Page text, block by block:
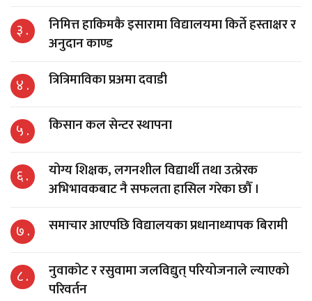
३ .
निमित्त हाकिमकै इसारामा विद्यालयमा किर्ते हस्ताक्षर र
अनुदान काण्ड
४ . त्रित्रिमाविका प्रअमा दवाडी
५ . किसान कल सेन्टर स्थापना
६ .
योग्य शिक्षक, लगनशील विद्यार्थी तथा उत्प्रेरक
अभिभावकबाट नै सफलता हासिल गरेका छौँ ।
७ . समाचार आएपछि विद्यालयका प्रधानाध्यापक बिरामी
८ .
नुवाकोट र रसुवामा जलविद्युत् परियोजनाले ल्याएको
परिवर्तन